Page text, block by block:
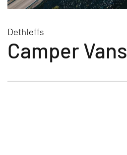
Dethleffs
Camper Vans